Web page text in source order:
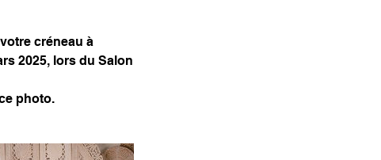
créneau à
2025, lors du Salon
photo.